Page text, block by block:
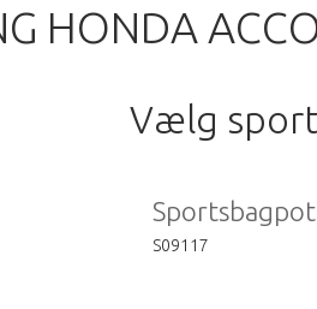
HONDA
Vælg
S09117